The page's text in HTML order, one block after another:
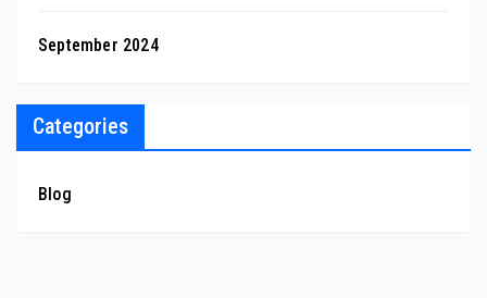
September 2024
Categories
Blog